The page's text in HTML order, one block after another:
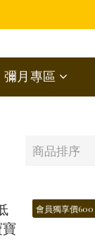
彌月專區
商品排序
會員獨享價600